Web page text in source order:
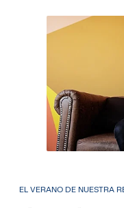
EL VERANO DE NUESTRA